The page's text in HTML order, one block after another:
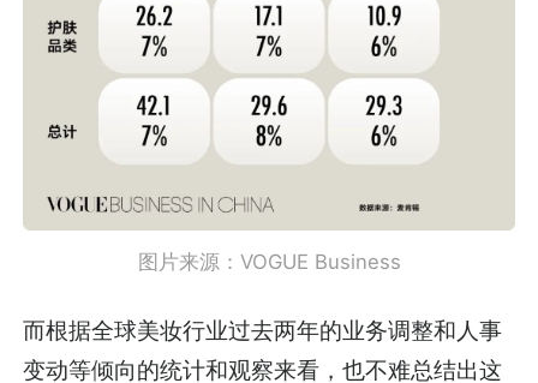
图片来源：VOGUE Business
而根据全球美妆行业过去两年的业务调整和人事
变动等倾向的统计和观察来看，也不难总结出这